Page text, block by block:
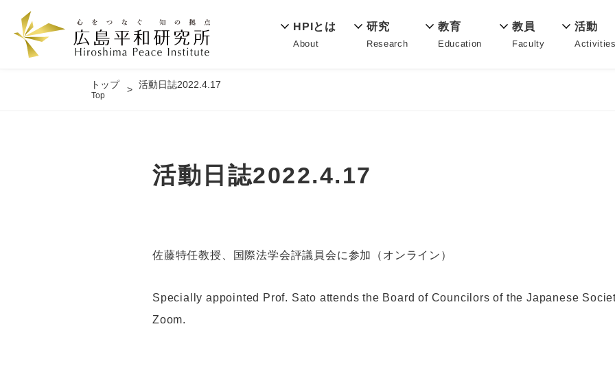
HPIとは
About
研究
Research
教育
Education
教員
Faculty
活動
トップ
Top
活動日誌2022.4.17
活動日誌2022.4.17
佐藤特任教授、国際法学会評議員会に参加（オンライン）
Specially appointed Prof. Sato attends the Board of Councilors of the Japanese
Zoom.